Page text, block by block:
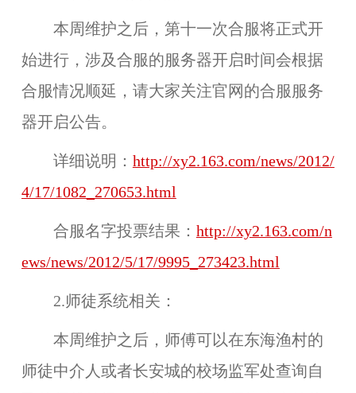
本周维护之后， 第十一次合服将正式开
始进行， 涉及合服的服务器开启时间会根据
合服情况顺延，请大家关注官网的合服服务
器开启公告。
详细说明： http://xy2.163.com/news/2012/
4/17/1082_270653.html
合服名字投票结果： http://xy2.163.com/n
ews/news/2012/5/17/9995_273423.html
2.师徒系统相关：
本周维护之后，师傅可以在东海渔村的
师徒中介人或者长安城的校场监军处查询自